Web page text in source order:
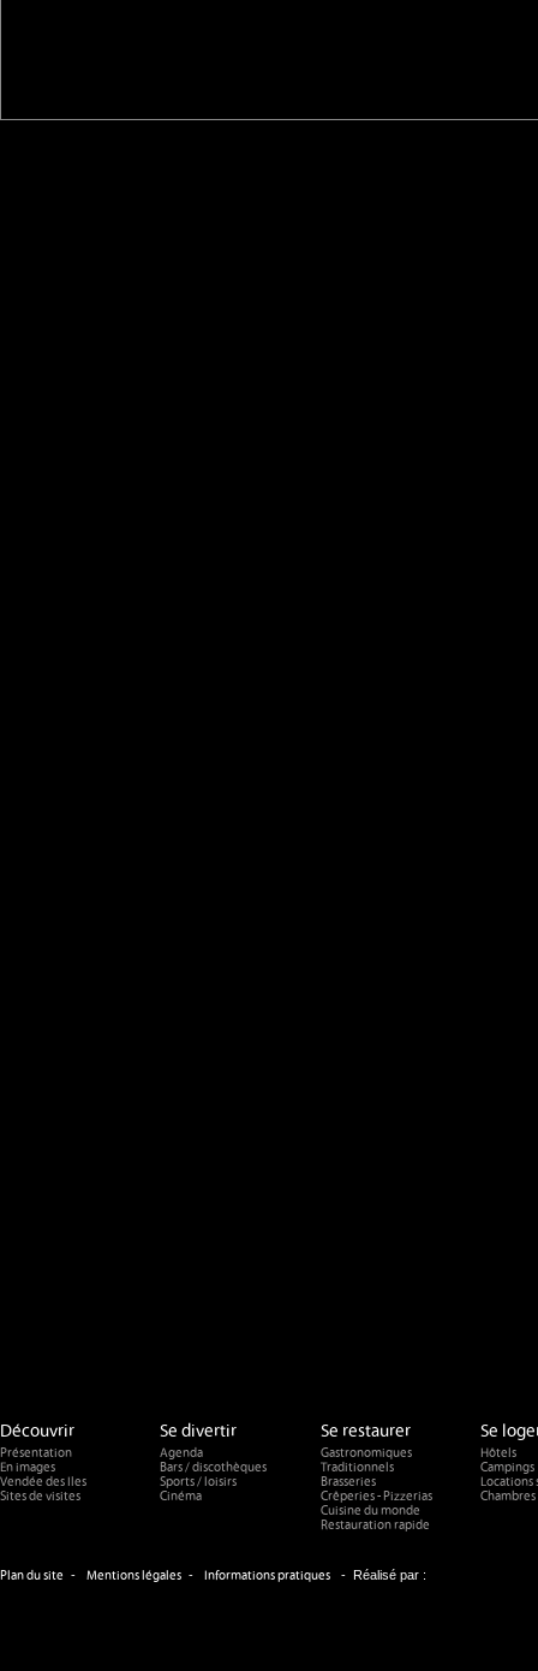
Découvrir
Présentation
En images
Vendée des Iles
Sites de visites
Se divertir
Agenda
Bars / discothèques
Sports / loisirs
Cinéma
Se restaurer
Gastronomiques
Traditionnels
Brasseries
Crêperies - Pizzerias
Cuisine du monde
Restauration rapide
Se
Hôtels
Campings
Locations
Plan du site - Mentions légales - Informations pratiques - Réalisé par :